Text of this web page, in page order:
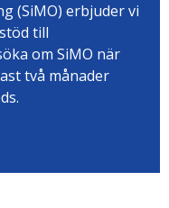
(SiMO) erbjuder vi
till
om SiMO när
två månader